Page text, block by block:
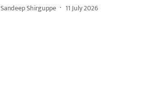
Sandeep Shirguppe 11 July 2026